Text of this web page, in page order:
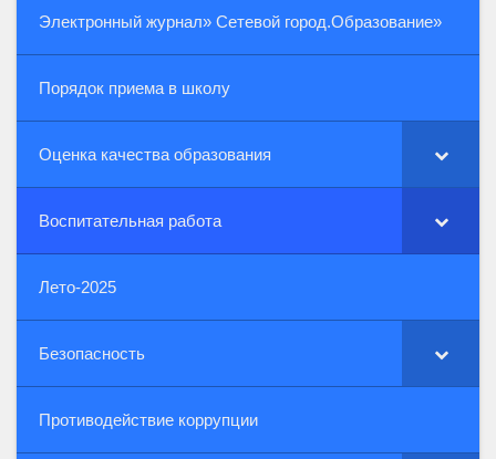
Электронный журнал» Сетевой город.Образование»
Порядок приема в школу
Оценка качества образования
Воспитательная работа
Лето-2025
Безопасность
Противодействие коррупции